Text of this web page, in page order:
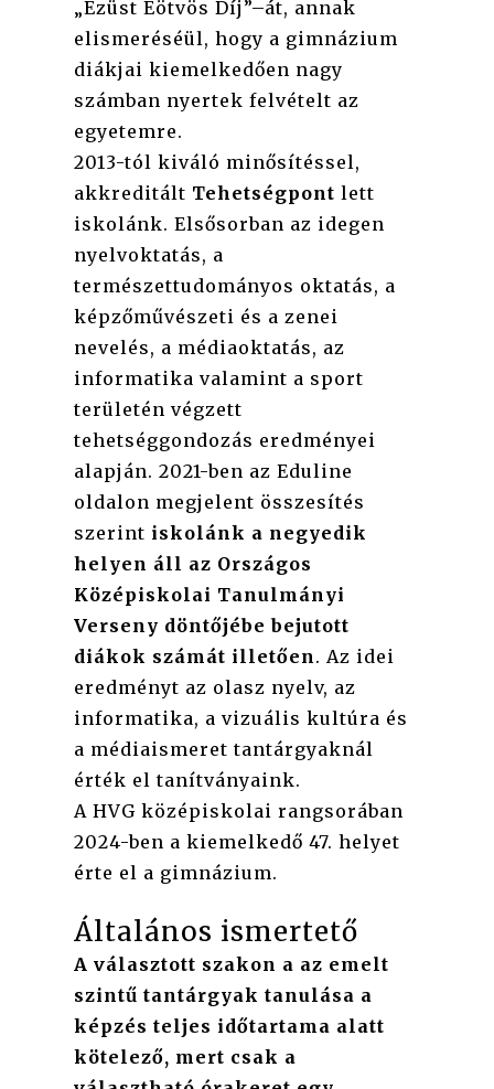
„Ezüst Eötvös Díj”–át, annak
elismeréséül, hogy a gimnázium
diákjai kiemelkedően nagy
számban nyertek felvételt az
egyetemre.
2013-tól kiváló minősítéssel,
akkreditált Tehetségpont lett
iskolánk. Elsősorban az idegen
nyelvoktatás, a
természettudományos oktatás, a
képzőművészeti és a zenei
nevelés, a médiaoktatás, az
informatika valamint a sport
területén végzett
tehetséggondozás eredményei
alapján. 2021-ben az Eduline
oldalon megjelent összesítés
szerint iskolánk a negyedik
helyen áll az Országos
Középiskolai Tanulmányi
Verseny döntőjébe bejutott
diákok számát illetően. Az idei
eredményt az olasz nyelv, az
informatika, a vizuális kultúra és
a médiaismeret tantárgyaknál
érték el tanítványaink.
A HVG középiskolai rangsorában
2024-ben a kiemelkedő 47. helyet
érte el a gimnázium.
Általános ismertető
A választott szakon a az emelt
szintű tantárgyak tanulása a
képzés teljes időtartama alatt
kötelező, mert csak a